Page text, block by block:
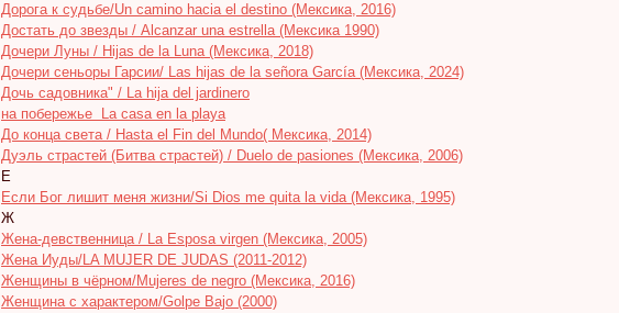
Дорога к судьбе/Un camino hacia el destino (Мексика, 2016)
Достать до звезды / Alcanzar una estrella (Мексика 1990)
Дочери Луны / Hijas de la Luna (Мексика, 2018)
Дочери сеньоры Гарсии/ Las hijas de la señora García (Мексика, 2024)
Дочь садовника" / La hija del jardinero
на побережье La casa en la playa
До конца света / Hasta el Fin del Mundo( Мексика, 2014)
Дуэль страстей (Битва страстей) / Duelo de pasiones (Мексика, 2006)
Е
Если Бог лишит меня жизни/Si Dios me quita la vida (Мексика, 1995)
Ж
Жена-девственница / La Esposa virgen (Мексика, 2005)
Жена Иуды/LA MUJER DE JUDAS (2011-2012)
Женщины в чёрном/Mujeres de negro (Мексика, 2016)
Женщина с характером/Golpe Bajo (2000)